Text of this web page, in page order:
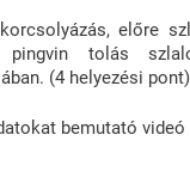
előre
pingvin tolás
(4 helyezési pont)
bemutató videó